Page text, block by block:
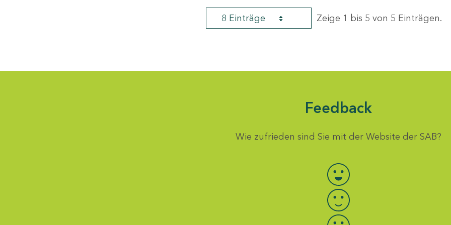
8 Einträge Zeige 1 bis 5 von 5 Einträgen.
Feedback
Wie zufrieden sind Sie mit der Website der SAB?
Bewertung auswählen